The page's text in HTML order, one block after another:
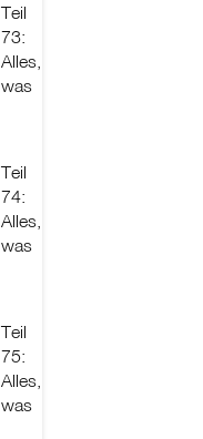
Teil
73:
Alles,
was
Teil
74:
Alles,
was
Teil
75:
Alles,
was